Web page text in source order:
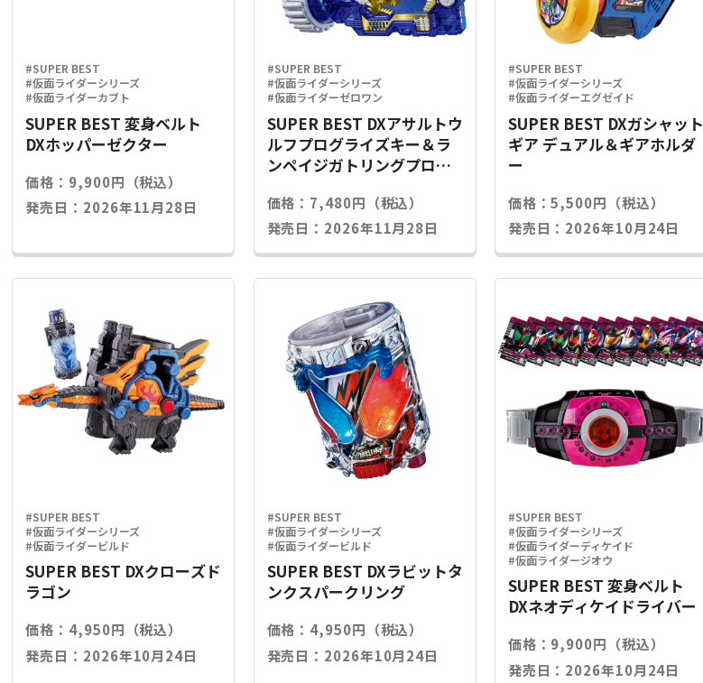
#SUPER BEST
#仮面ライダーシリーズ
#仮面ライダーカブト
SUPER BEST 変身ベルト
DXホッパーゼクター
価格：9,900円（税込）
発売日：2026年11月28日
#SUPER BEST
#仮面ライダーシリーズ
#仮面ライダーゼロワン
SUPER BEST DXアサルトウ
ルフプログライズキー＆ラ
ンペイジガトリングプログ
価格：7,480円（税込）
発売日：2026年11月28日
#SUPER BEST
#仮面ライダーシリーズ
#仮面ライダーエグゼイド
SUPER BEST DXガシャット
ギア デュアル＆ギアホルダ
ー
価格：5,500円（税込）
発売日：2026年10月24日
#SUPER BEST
#仮面ライダーシリーズ
#仮面ライダービルド
SUPER BEST DXクローズド
ラゴン
価格：4,950円（税込）
発売日：2026年10月24日
#SUPER BEST
#仮面ライダーシリーズ
#仮面ライダービルド
SUPER BEST DXラビットタ
ンクスパークリング
価格：4,950円（税込）
発売日：2026年10月24日
#SUPER BEST
#仮面ライダーシリーズ
#仮面ライダーディケイド
#仮面ライダージオウ
SUPER BEST 変身ベルト
DXネオディケイドライバー
価格：9,900円（税込）
発売日：2026年10月24日